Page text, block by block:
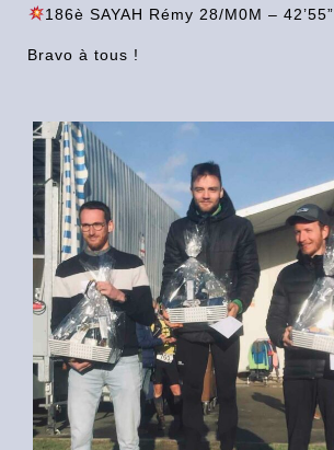
186è SAYAH Rémy 28/M0M – 42’55”
Bravo à tous !